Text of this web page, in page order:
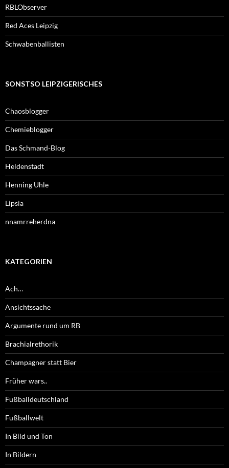
RBLObserver
Red Aces Leipzig
Schwabenballisten
SONSTSO LEIPZIGERISCHES
Chaosblogger
Chemieblogger
Das Schmand-Blog
Heldenstadt
Henning Uhle
Lipsia
nnamrreherdna
KATEGORIEN
Ach…
Ansichtssache
Argumente rund um RB
Brachialrethorik
Champagner statt Bier
Früher wars..
Fußballdeutschland
Fußballwelt
In Bild und Ton
In Bildern